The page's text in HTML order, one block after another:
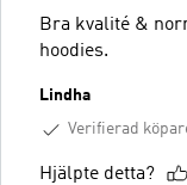
Bra kvalité &
hoodies.
Lindha
Verifierad
Hjälpte detta?